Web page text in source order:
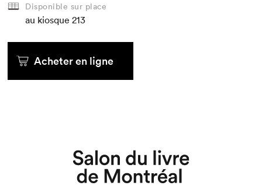
Que cherchez-vous?
Disponible sur place
au kiosque 213
Acheter en ligne